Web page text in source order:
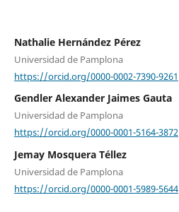
Nathalie Hernández Pérez
Universidad de Pamplona
https://orcid.org/0000-0002-7390-9261
Gendler Alexander Jaimes Gauta
Universidad de Pamplona
https://orcid.org/0000-0001-5164-3872
Jemay Mosquera Téllez
Universidad de Pamplona
https://orcid.org/0000-0001-5989-5644